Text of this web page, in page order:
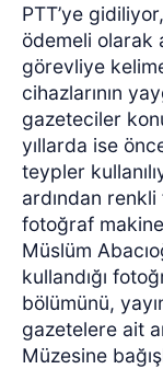
PTT’ye
ödemeli olarak
görevliye
cihazlarının
gazeteciler
yıllarda ise
teypler
ardından
fotoğraf
Müslüm
kullandığı
bölümünü,
gazetelere ait
Müzesine